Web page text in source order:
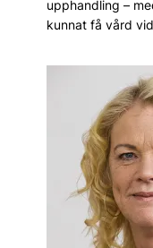
upphandling –
kunnat få vård